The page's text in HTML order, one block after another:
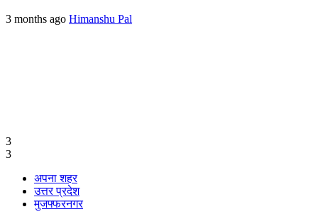
3 months ago Himanshu Pal
3
3
अपना शहर
उत्तर प्रदेश
मुजफ्फरनगर